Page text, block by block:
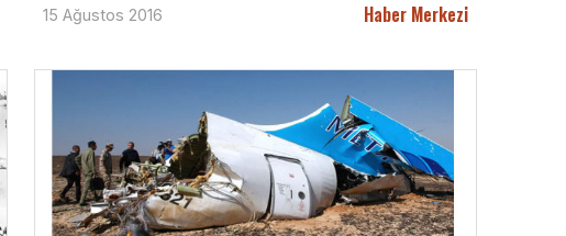
15 Ağustos 2016 Haber Merkezi